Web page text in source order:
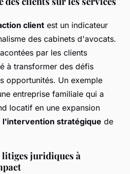
client est un indicateur
des cabinets d'avocats.
par les clients
à transformer des défis
opportunités. Un exemple
entreprise familiale qui a
locatif en une expansion
l'intervention stratégique de
juridiques à